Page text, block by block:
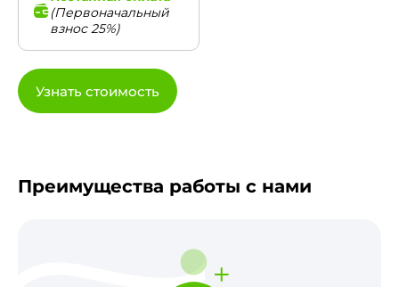
(Первоначальный
взнос 25%)
Узнать стоимость
Преимущества работы с нами